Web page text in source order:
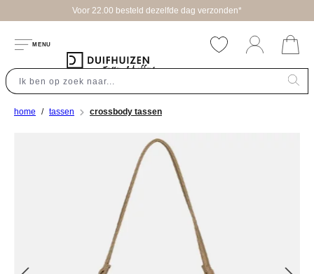
Voor 22.00 besteld dezelfde dag verzonden*
MENU
home tassen crossbody tassen